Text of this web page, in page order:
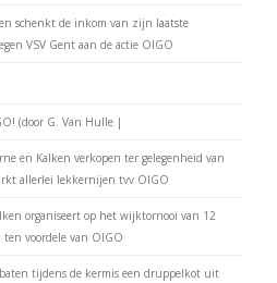
schenkt de inkom van zijn laatste
VSV Gent aan de actie OIGO
(door G. Van Hulle |
en Kalken verkopen ter gelegenheid van
allerlei lekkernijen tvv OIGO
organiseert op het wijktornooi van 12
ten voordele van OIGO
tijdens de kermis een druppelkot uit